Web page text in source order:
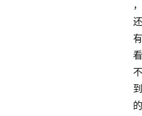
，
还
有
看
不
到
的